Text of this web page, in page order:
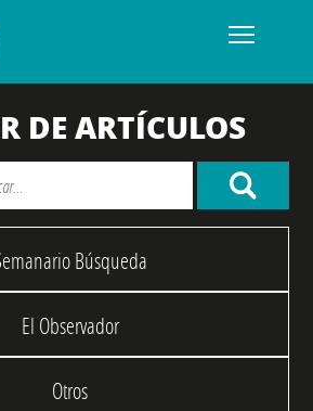
DE ARTÍCULOS
Búsqueda
El Observador
Otros